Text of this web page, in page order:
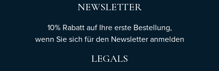
NEWSLETTER
10% Rabatt auf Ihre erste Bestellung,
wenn Sie sich für den Newsletteranmelden
LEGALS